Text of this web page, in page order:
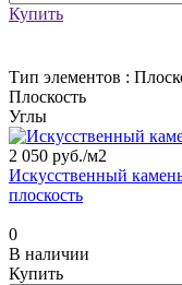
Купить
Тип элементов :
Плоскость
Углы
2 050 руб./м2
Искусственный
плоскость
0
В наличии
Купить